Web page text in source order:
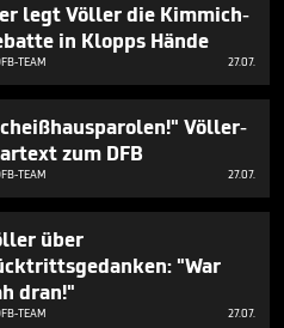
legt Völler die Kimmich-
in Klopps Hände
TEAM 27.07.
Völler-
zum DFB
TEAM 27.07.
über
"War
dran!"
TEAM 27.07.